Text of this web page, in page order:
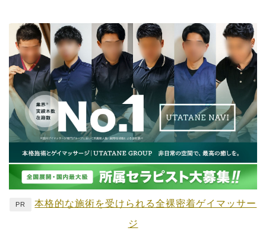
PR 本格的な施術を受けられる全裸密着ゲイマッサー
ジ